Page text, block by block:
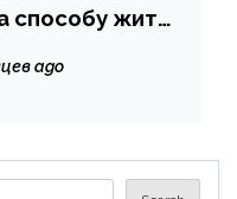
способу життя
ago